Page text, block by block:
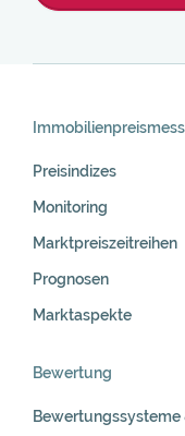
Navigation
Preisindizes
Monitoring
Marktpreiszeitreihen
Prognosen
Marktaspekte
Bewertung